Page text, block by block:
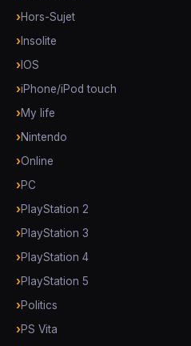
Hors-Sujet
Insolite
IOS
iPhone/iPod touch
My life
Nintendo
Online
PC
PlayStation 2
PlayStation 3
PlayStation 4
PlayStation 5
Politics
PS Vita